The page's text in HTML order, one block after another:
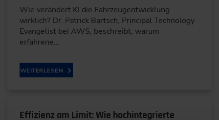
Wie verändert KI die Fahrzeugentwicklung
wirklich? Dr. Patrick Bartsch, Principal Technology
Evangelist bei AWS, beschreibt, warum
erfahrene…
WEITERLESEN
Effizienz am Limit: Wie hochintegrierte